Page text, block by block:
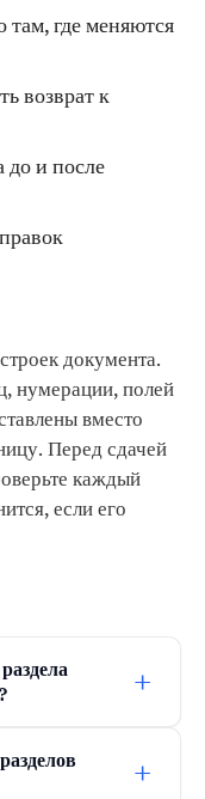
там, где меняются
возврат к
до и после
документа.
нумерации, полей
вместо
Перед сдачей
каждый
если его
+
+